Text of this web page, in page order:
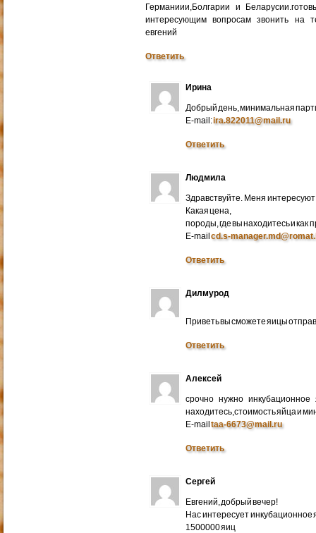
Германиии,Болгарии и
интересующим вопросам звонить на
евгений
Ответить
Ирина
Добрый день, минимальная
E-mail:ira.822011@mail.ru
Ответить
Людмила
Здравствуйте. Меня
Какая цена,
породы, где вы находитесь и как
E-mailcd.s-
Ответить
Дилмурод
Приветь вы сможете яицы
Ответить
Алексей
срочно нужно
находитесь,стоимость яйца и
E-mailtaa-6673@mail.ru
Ответить
Сергей
Евгений, добрый вечер!
Нас интересует инкубационное
1500000 яиц